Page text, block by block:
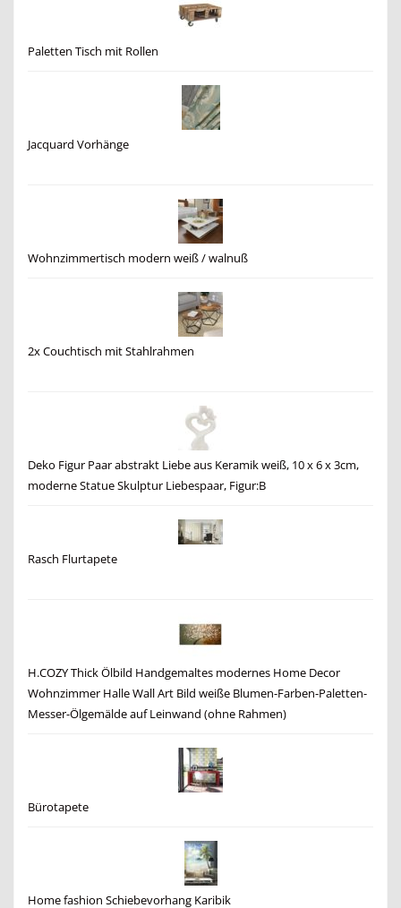
Paletten Tisch mit Rollen
Jacquard Vorhänge
Wohnzimmertisch modern weiß / walnuß
2x Couchtisch mit Stahlrahmen
Deko Figur Paar abstrakt Liebe aus Keramik weiß, 10 x 6 x 3cm,
moderne Statue Skulptur Liebespaar, Figur:B
Rasch Flurtapete
H.COZY Thick Ölbild Handgemaltes modernes Home Decor
Wohnzimmer Halle Wall Art Bild weiße Blumen-Farben-Paletten-
Messer-Ölgemälde auf Leinwand (ohne Rahmen)
Bürotapete
Home fashion Schiebevorhang Karibik